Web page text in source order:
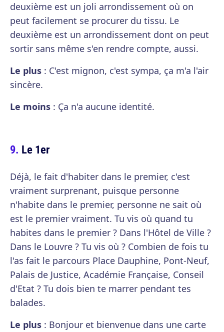
deuxième est un joli arrondissement où on
peut facilement se procurer du tissu. Le
deuxième est un arrondissement dont on peut
sortir sans même s'en rendre compte, aussi.
Le plus : C'est mignon, c'est sympa, ça m'a l'air
sincère.
Le moins : Ça n'a aucune identité.
Le 1er
Déjà, le fait d'habiter dans le premier, c'est
vraiment surprenant, puisque personne
n'habite dans le premier, personne ne sait où
est le premier vraiment. Tu vis où quand tu
habites dans le premier ? Dans l'Hôtel de Ville ?
Dans le Louvre ? Tu vis où ? Combien de fois tu
l'as fait le parcours Place Dauphine, Pont-Neuf,
Palais de Justice, Académie Française, Conseil
d'Etat ? Tu dois bien te marrer pendant tes
balades.
Le plus : Bonjour et bienvenue dans une carte